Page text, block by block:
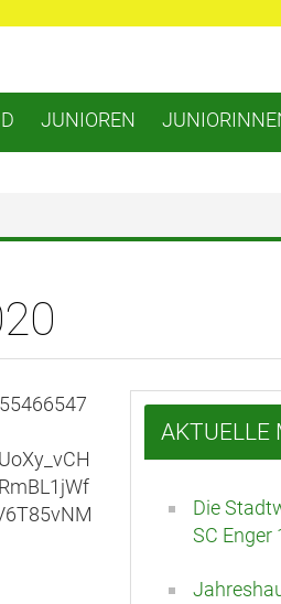
JUNIOREN
AKTUELLE
Die
SC Enger